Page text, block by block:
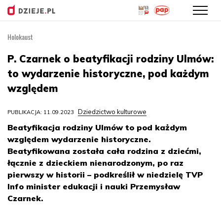
treści
Holokaust
P. Czarnek o beatyfikacji rodziny Ulmów:
to wydarzenie historyczne, pod każdym
względem
PUBLIKACJA: 11.09.2023 Dziedzictwo kulturowe
Beatyfikacja rodziny Ulmów to pod każdym
względem wydarzenie historyczne.
Beatyfikowana została cała rodzina z dziećmi,
łącznie z dzieckiem nienarodzonym, po raz
pierwszy w historii – podkreślił w niedzielę TVP
Info minister edukacji i nauki Przemysław
Czarnek.